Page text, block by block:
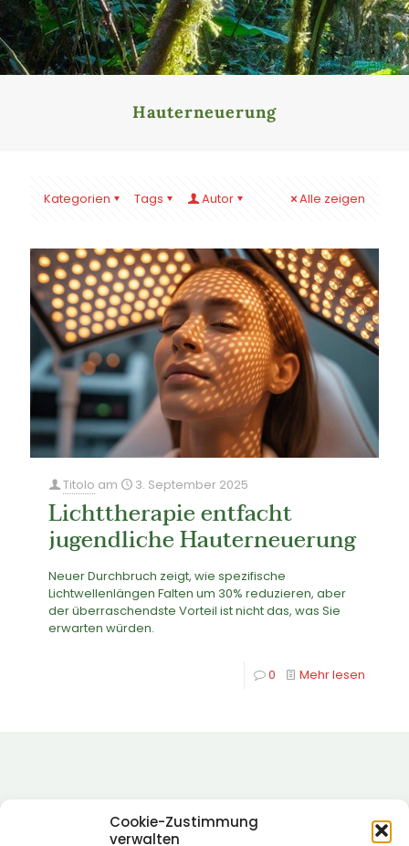
Cookie-Zustimmung
verwalten
Hauterneuerung
Kategorien Tags Autor Alle zeigen
Titolo am 3. September 2025
Lichttherapie entfacht
jugendliche Hauterneuerung
Neuer Durchbruch zeigt, wie spezifische
Lichtwellenlängen Falten um 30% reduzieren, aber
der überraschendste Vorteil ist nicht das, was Sie
erwarten würden.
0 Mehr lesen